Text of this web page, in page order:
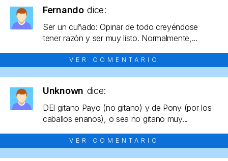
Fernando dice:
Ser un cuñado: Opinar de todo creyéndose
tener razón y ser muy listo. Normalmente,...
VER COMENTARIO
Unknown dice:
DEl gitano Payo (no gitano) y de Pony (por los
caballos enanos), o sea no gitano muy...
VER COMENTARIO